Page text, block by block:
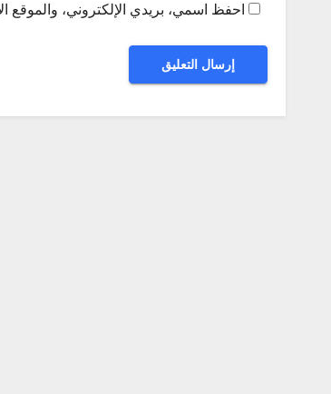
احفظ اسمي، بريدي الإلكتروني، والموقع